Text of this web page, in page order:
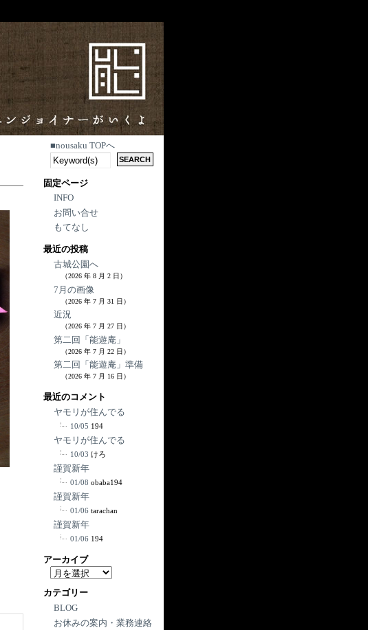
■nousaku TOPへ
固定ページ
INFO
お問い合せ
もてなし
最近の投稿
古城公園へ
（2026 年 8 月 2 日）
7月の画像
（2026 年 7 月 31 日）
近況
（2026 年 7 月 27 日）
第二回「能遊庵」
（2026 年 7 月 22 日）
第二回「能遊庵」準備
（2026 年 7 月 16 日）
最近のコメント
ヤモリが住んでる
10/05 194
ヤモリが住んでる
10/03 けろ
謹賀新年
01/08 obaba194
謹賀新年
01/06 tarachan
謹賀新年
01/06 194
アーカイブ
ア
カ
イ
ブ
カテゴリー
BLOG
お休みの案内・業務連絡